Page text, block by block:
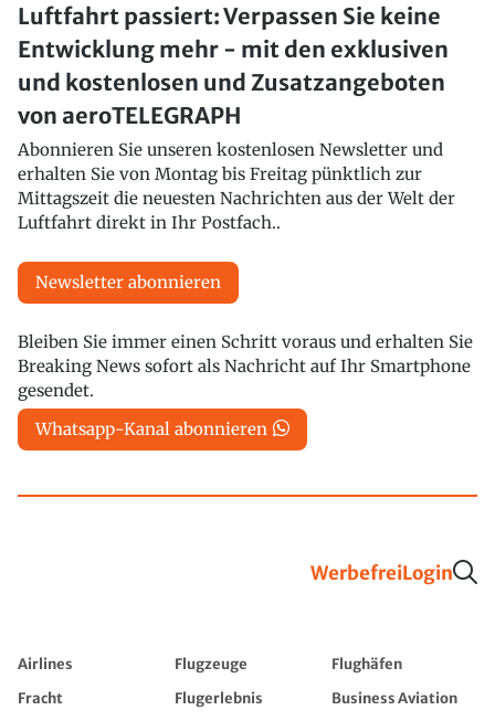
Luftfahrt passiert: Verpassen Sie keine
Entwicklung mehr - mit den exklusiven
und kostenlosen und Zusatzangeboten
von aeroTELEGRAPH
Abonnieren Sie unseren kostenlosen Newsletter und
erhalten Sie von Montag bis Freitag pünktlich zur
Mittagszeit die neuesten Nachrichten aus der Welt der
Luftfahrt direkt in Ihr Postfach..
Newsletter abonnieren
Bleiben Sie immer einen Schritt voraus und erhalten Sie
Breaking News sofort als Nachricht auf Ihr Smartphone
gesendet.
Whatsapp-Kanal abonnieren
WerbefreiLogin
Airlines Flugzeuge
Flughäfen
Fracht
Flugerlebnis
Business Aviation